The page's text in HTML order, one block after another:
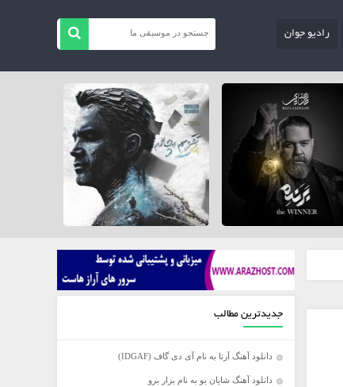
رادیو جوان
جدیدترین مطالب
دانلود آهنگ آرتا به نام آی دی گاف (IDGAF)
دانلود آهنگ شایان یو به نام بزار برو